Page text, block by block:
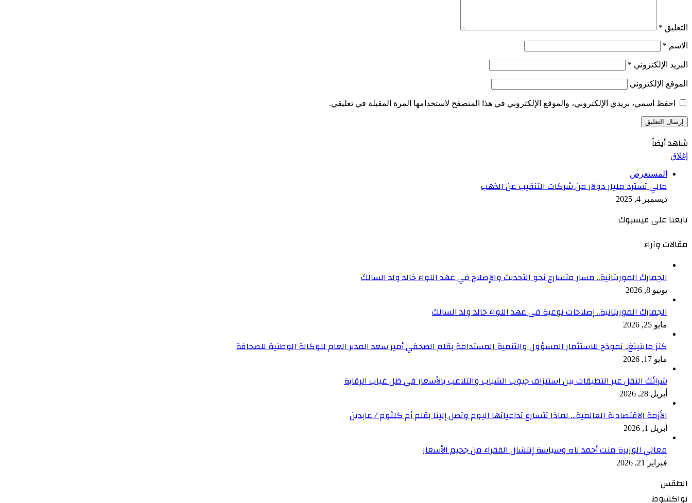
التعليق *
الاسم *
البريد الإلكتروني *
الموقع الإلكتروني
احفظ اسمي، بريدي الإلكتروني، والموقع الإلكتروني في هذا المتصفح لاستخدامها المرة المقبلة في تعليقي.
شاهد أيضاً
إغلاق
المستعرض
مالي تسترد مليار دولار من شركات التنقيب عن الذهب
ديسمبر 4, 2025
تابعنا على فيسبوك
مقالات وآراء
الجمارك الموريتانية.. مسار متسارع نحو التحديث والإصلاح في عهد اللواء خالد ولد السالك
يونيو 8, 2026
الجمارك الموريتانية.. إصلاحات نوعية في عهد اللواء خالد ولد السالك
مايو 25, 2026
كنز ماينينغ.. نموذج للاستثمار المسؤول والتنمية المستدامة بقلم الصحفي أمير سعد المدير العام للوكالة الوطنية للصحافة
مايو 17, 2026
شرائك النقل عبر التطبقات بين استنزاف جيوب الشباب والتلاعب بالأسعار في ظل غياب الرقابة
أبريل 28, 2026
الأزمة الاقتصادية العالمية… لماذا تتسارع تداعياتها اليوم وتصل إلينا بقلم أم كلثوم / عابدين
أبريل 1, 2026
معالي الوزيرة منت أحمد ناه وسياسة إنتشال الفقراء من جحيم الأسعار
فبراير 21, 2026
الطقس
نواكشوط